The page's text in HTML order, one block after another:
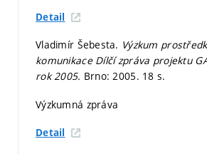
Detail
Vladimír Šebesta. Výzkum
komunikace Dílčí zpráva projektu
rok 2005. Brno: 2005. 18 s.
Výzkumná zpráva
Detail